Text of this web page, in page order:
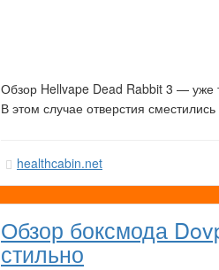
Обзор Hellvape Dead Rabbit 3 — уже
В этом случае отверстия
healthcabin.net
Обзор боксмода
стильно